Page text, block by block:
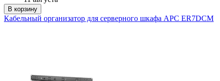
В корзину
Кабельный организатор для серверного шкафа APC ER7DCM